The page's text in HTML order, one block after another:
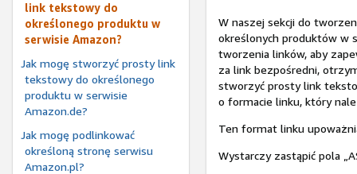
link tekstowy do
określonego produktu w
serwisie Amazon?
Jak mogę stworzyć prosty link
tekstowy do określonego
produktu w serwisie
Amazon.de?
Jak mogę podlinkować
określoną stronę serwisu
Amazon.pl?
W naszej sekcji do
określonych produktów w
tworzenia linków, aby
za link bezpośredni,
stworzyć prosty link
o formacie linku, który
Ten format linku
Wystarczy zastąpić pola